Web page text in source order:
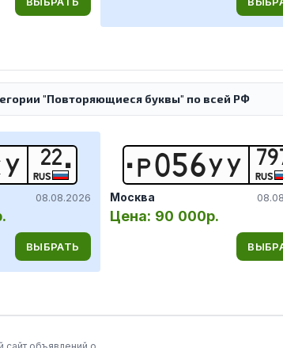
"Повторяющиеся буквы" по всей РФ
У 22
RUS
08.08.2026
ВЫБРАТЬ
Р056УУ RUS
Москва
Цена: 90 000р.